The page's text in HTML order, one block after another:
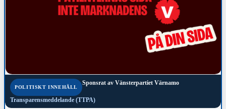
POLITISKT INNEHÅLL
Sponsrat av Vänsterpartiet Värnamo
Transparensmeddelande (TTPA)